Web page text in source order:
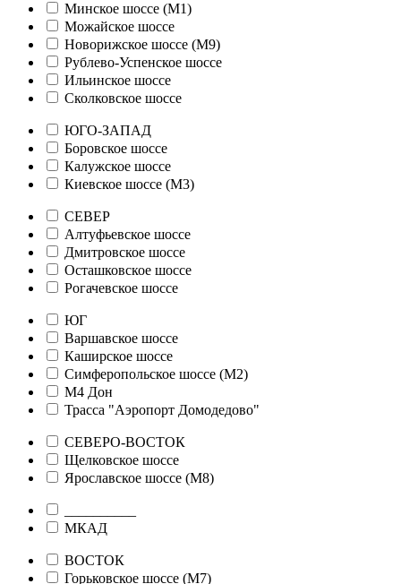
Минское шоссе (М1)
Можайское шоссе
Новорижское шоссе (М9)
Рублево-Успенское шоссе
Ильинское шоссе
Сколковское шоссе
ЮГО-ЗАПАД
Боровское шоссе
Калужское шоссе
Киевское шоссе (М3)
СЕВЕР
Алтуфьевское шоссе
Дмитровское шоссе
Осташковское шоссе
Рогачевское шоссе
ЮГ
Варшавское шоссе
Каширское шоссе
Симферопольское шоссе (М2)
М4 Дон
Трасса "Аэропорт Домодедово"
СЕВЕРО-ВОСТОК
Щелковское шоссе
Ярославское шоссе (М8)
МКАД
ВОСТОК
Горьковское шоссе (М7)